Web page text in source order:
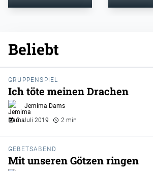
Beliebt
GRUPPENSPIEL
Ich töte meinen Drachen
Jemima Dams
2. Juli 2019
2 min
GEBETSABEND
Mit unseren Götzen ringen